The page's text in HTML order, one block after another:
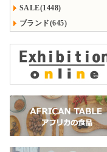
SALE(1448)
ブランド(645)